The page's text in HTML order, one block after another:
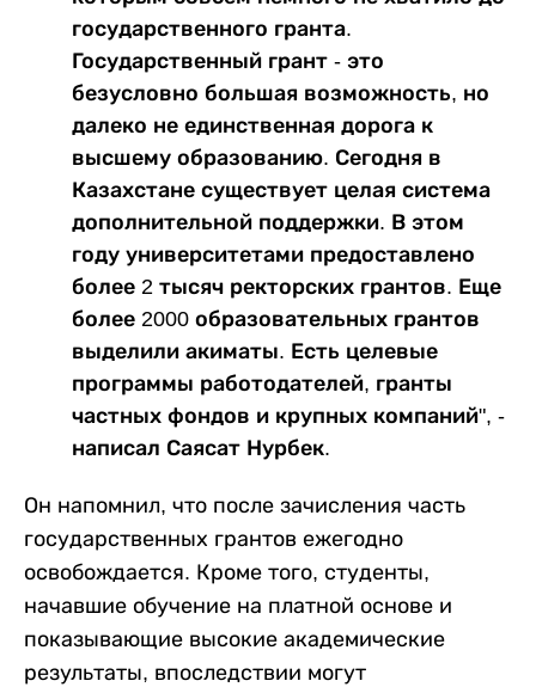
государственного гранта.
Государственный грант - это
безусловно большая возможность, но
далеко не единственная дорога к
высшему образованию. Сегодня в
Казахстане существует целая система
дополнительной поддержки. В этом
году университетами предоставлено
более 2 тысяч ректорских грантов. Еще
более 2000 образовательных грантов
выделили акиматы. Есть целевые
программы работодателей, гранты
частных фондов и крупных компаний", -
написал Саясат Нурбек.
Он напомнил, что после зачисления часть
государственных грантов ежегодно
освобождается. Кроме того, студенты,
начавшие обучение на платной основе и
показывающие высокие академические
результаты, впоследствии могут